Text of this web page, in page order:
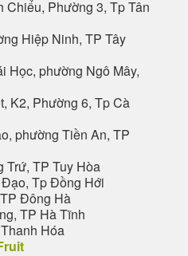
Chiểu, Phường 3, Tp Tân
Hiệp Ninh, TP Tây
Học, phường Ngô Mây,
K2, Phường 6, Tp Cà
phường Tiền An, TP
Trứ, TP Tuy Hòa
Tp Đồng Hới
Đông Hà
TP Hà Tĩnh
Hóa